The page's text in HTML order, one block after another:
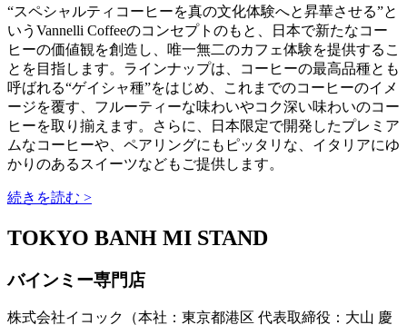
“スペシャルティコーヒーを真の文化体験へと昇華させる”と
いうVannelli Coffeeのコンセプトのもと、日本で新たなコー
ヒーの価値観を創造し、唯一無二のカフェ体験を提供するこ
とを目指します。ラインナップは、コーヒーの最高品種とも
呼ばれる“ゲイシャ種”をはじめ、これまでのコーヒーのイメ
ージを覆す、フルーティーな味わいやコク深い味わいのコー
ヒーを取り揃えます。さらに、日本限定で開発したプレミア
ムなコーヒーや、ペアリングにもピッタリな、イタリアにゆ
かりのあるスイーツなどもご提供します。
続きを読む >
TOKYO BANH MI STAND
バインミー専門店
株式会社イコック（本社：東京都港区 代表取締役：大山 慶